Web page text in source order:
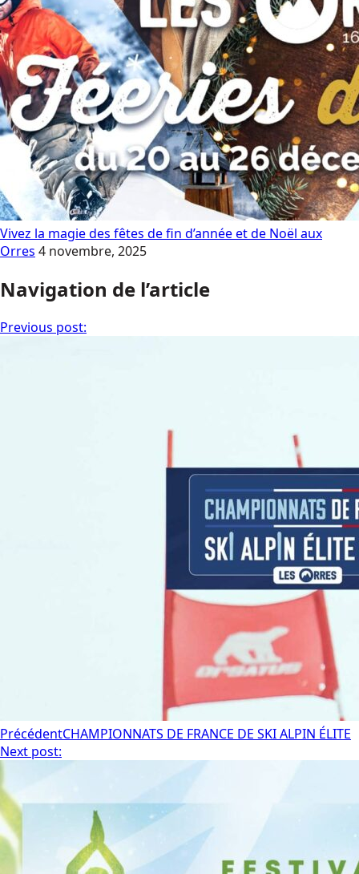
Vivez la magie des fêtes de fin d’année et de Noël aux
Orres 4 novembre, 2025
Navigation de l’article
Previous post:
PrécédentCHAMPIONNATS DE FRANCE DE SKI ALPIN ÉLITE
Next post: